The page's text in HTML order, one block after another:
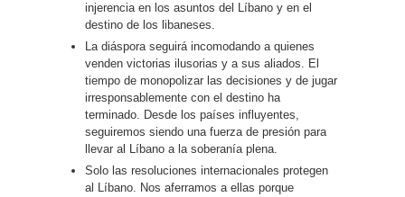
injerencia en los asuntos del Líbano y en el
destino de los libaneses.
La diáspora seguirá incomodando a quienes
venden victorias ilusorias y a sus aliados. El
tiempo de monopolizar las decisiones y de jugar
irresponsablemente con el destino ha
terminado. Desde los países influyentes,
seguiremos siendo una fuerza de presión para
llevar al Líbano a la soberanía plena.
Solo las resoluciones internacionales protegen
al Líbano. Nos aferramos a ellas porque